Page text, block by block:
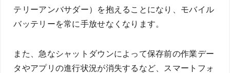
テリーアンバサダー）を抱えることになり、モバイル
バッテリーを常に手放せなくなります。
また、急なシャットダウンによって保存前の作業デー
タやアプリの進行状況が消失するなど、スマートフォ